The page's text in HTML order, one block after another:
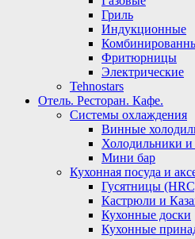
Гриль
Индукционные
Фритюрницы
Электрические
Tehnostars
Отель. Ресторан. Кафе.
Системы охлаждения
Винные
Холодильники
Мини бар
Кухонная посуда и
Гусятницы
Кастрюли и
Кухонные доски
Кухонные